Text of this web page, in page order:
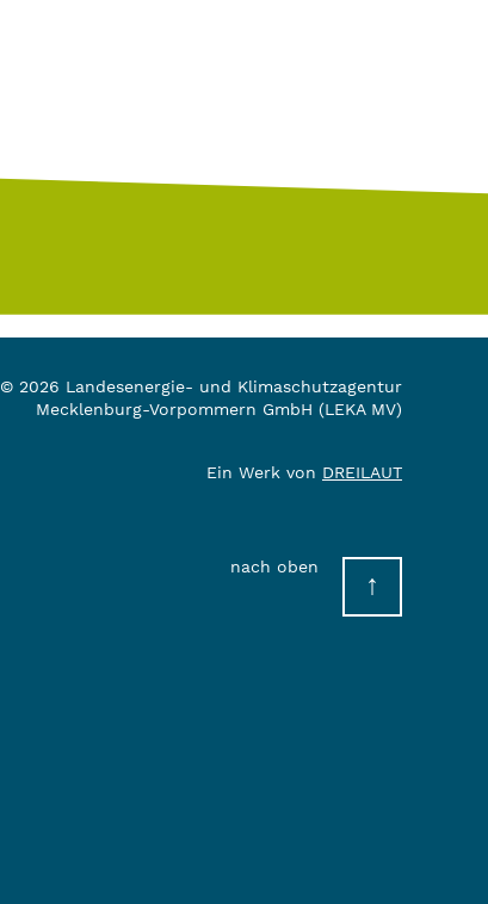
© 2026 Landesenergie- und Klimaschutzagentur
Mecklenburg-Vorpommern GmbH (LEKA MV)
Ein Werk von DREILAUT
nach oben
↑